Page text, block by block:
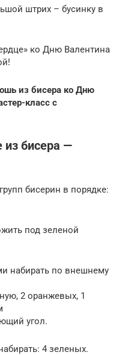
штрих – бусинку в
ко Дню Валентина
из бисера ко Дню
класс с
из бисера —
бисерин в порядке:
под зеленой
набирать по внешнему
2 оранжевых, 1
угол.
4 зеленых.